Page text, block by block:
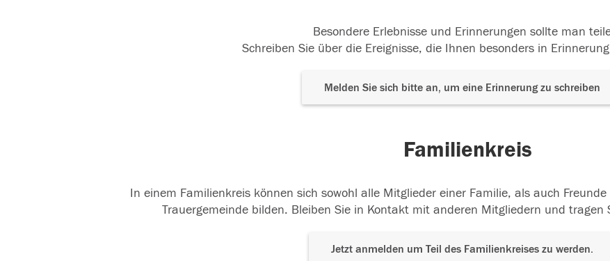
Besondere Erlebnisse und Erinnerungen sollte man
Schreiben Sie über die Ereignisse, die Ihnen besonders in
Melden Sie sich bitte an, um eine Erinnerung zu schreiben
Familienkreis
In einem Familienkreis können sich sowohl alle Mitglieder einer Familie, als auch
Trauergemeinde bilden. Bleiben Sie in Kontakt mit anderen Mitgliedern und tragen
Jetzt anmelden um Teil des Familienkreises zu werden.